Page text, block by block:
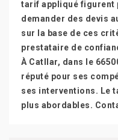
tarif appliqué figurent
demander des devis
sur la base de ces
prestataire de
À Catllar, dans le
réputé pour ses
ses interventions. Le
plus abordables.